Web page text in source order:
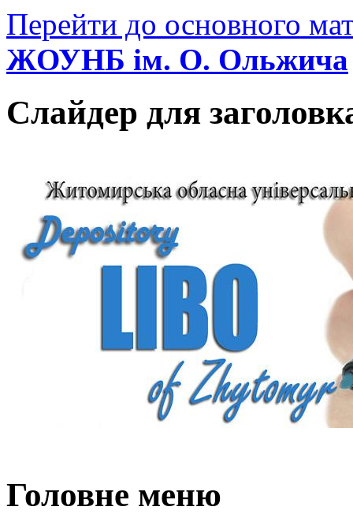
Перейти до основного
ЖОУНБ ім. О. Ольжича
Слайдер для
Головне меню